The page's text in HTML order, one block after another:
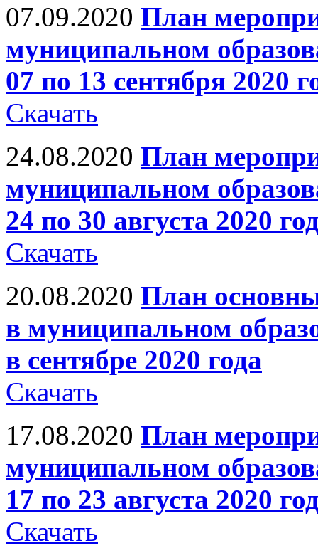
07.09.2020 План
муниципальном
07 по 13 сентября 2020
Скачать
24.08.2020 План
муниципальном
24 по 30 августа 2020
Скачать
20.08.2020 План
в муниципальном
в сентябре 2020 года
Скачать
17.08.2020 План
муниципальном
17 по 23 августа 2020
Скачать